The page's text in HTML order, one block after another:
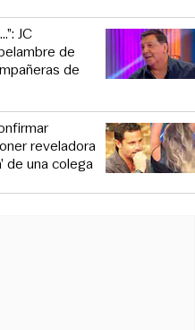
JC
de
de
reveladora
de una colega